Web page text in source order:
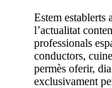
Estem establerts
l’actualitat
professionals
conductors,
permès oferir,
exclusivament